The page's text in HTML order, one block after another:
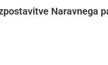
Naravnega